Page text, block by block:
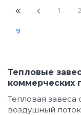
1 2
9
Тепловые
коммерческих
Тепловая завеса
воздушный